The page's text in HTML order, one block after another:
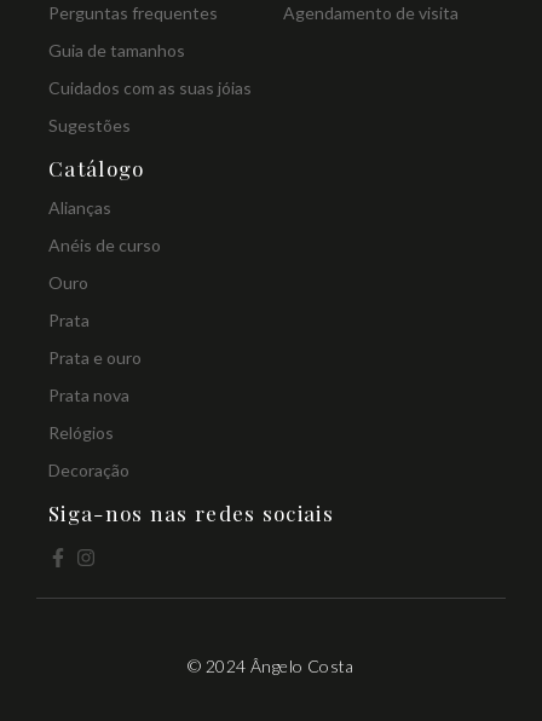
Perguntas frequentes
Guia de tamanhos
Cuidados com as suas jóias
Sugestões
Agendamento de visita
Catálogo
Alianças
Anéis de curso
Ouro
Prata
Prata e ouro
Prata nova
Relógios
Decoração
Siga-nos nas redes sociais
© 2024 Ângelo Costa